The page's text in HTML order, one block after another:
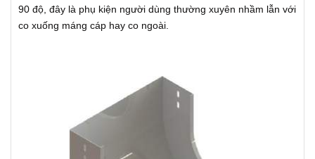
90 độ, đây là phụ kiện người dùng thường xuyên nhầm lẫn với
co xuống máng cáp hay co ngoài.